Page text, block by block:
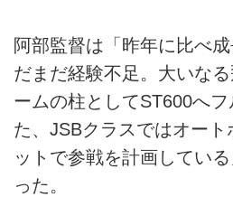
阿部監督は「昨年に比べ
だまだ経験不足。大いな
ームの柱としてST600へ
た、JSBクラスではオー
ットで参戦を計画してい
った。